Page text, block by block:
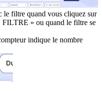
le filtre quand vous cliquez sur
» ou quand le filtre se
indique le nombre